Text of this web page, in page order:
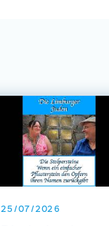
25/07/2026